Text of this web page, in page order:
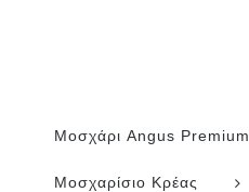
Μοσχάρι Angus Premium
Μοσχαρίσιο Κρέας